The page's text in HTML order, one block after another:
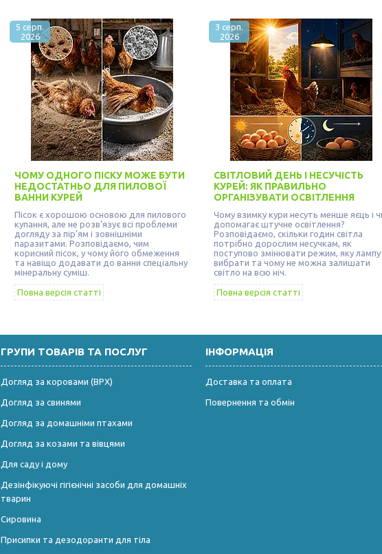
5 серп.
2026
ЧОМУ ОДНОГО ПІСКУ МОЖЕ БУТИ
НЕДОСТАТНЬО ДЛЯ ПИЛОВОЇ
ВАННИ КУРЕЙ
Пісок є хорошою основою для пилового
купання, але не розв’язує всі проблеми
догляду за пір’ям і зовнішніми
паразитами. Розповідаємо, чим
корисний пісок, у чому його обмеження
та навіщо додавати до ванни спеціальну
мінеральну суміш.
Повна версія статті
3 серп.
2026
СВІТЛОВИЙ ДЕНЬ І НЕСУЧІСТЬ
КУРЕЙ: ЯК ПРАВИЛЬНО
ОРГАНІЗУВАТИ ОСВІТЛЕННЯ
Чому взимку кури несуть менше яєць і
допомагає штучне освітлення?
Розповідаємо, скільки годин світла
потрібно дорослим несучкам, як
поступово змінювати режим, яку лампу
вибрати та чому не можна залишати
світло на всю ніч.
Повна версія статті
ГРУПИ ТОВАРІВ ТА ПОСЛУГ
Догляд за коровами (ВРХ)
Догляд за свинями
Догляд за домашніми птахами
Догляд за козами та вівцями
Для саду і дому
Дезінфікуючі гігієнічні засоби для домашніх
тварин
Сировина
Присипки та дезодоранти для тіла
ІНФОРМАЦІЯ
Доставка та оплата
Повернення та обмін